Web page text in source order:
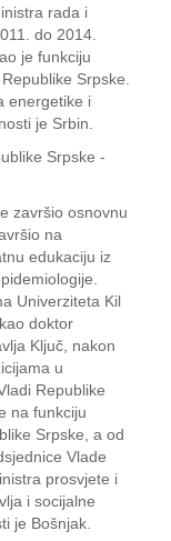
rada i
do 2014.
je funkciju
Srpske.
energetike i
je Srbin.
Srpske -
završio osnovnu
na
edukaciju iz
Univerziteta Kil
doktor
Ključ, nakon
u
Republike
na funkciju
Srpske, a od
Vlade
prosvjete i
i socijalne
je Bošnjak.